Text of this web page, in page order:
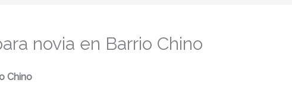
novia en Barrio Chino
Chino